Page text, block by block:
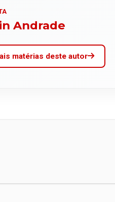
Andrade
matérias deste autor